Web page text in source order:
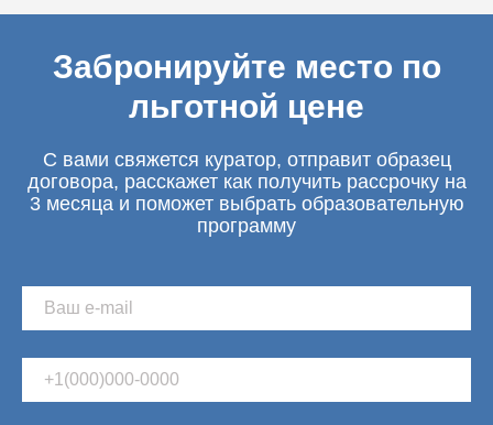
Забронируйте место по
льготной цене
С вами свяжется куратор, отправит образец
договора, расскажет как получить рассрочку на
3 месяца и поможет выбрать образовательную
программу